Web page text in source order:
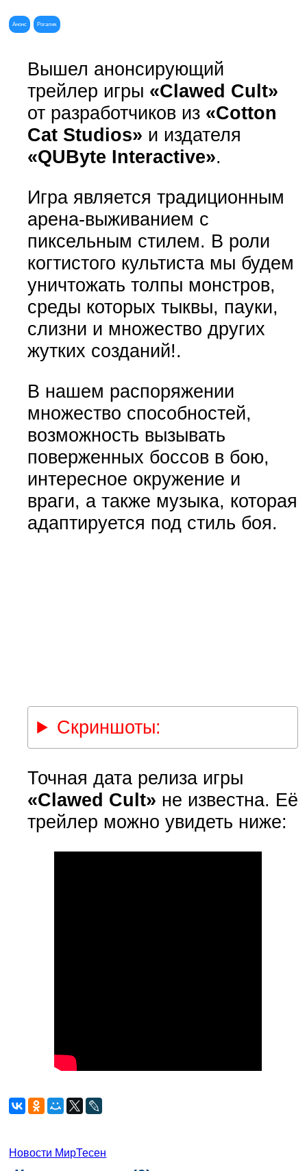
Анонс Рогалик
Вышел анонсирующий
трейлер игры «Clawed Cult»
от разработчиков из «Cotton
Cat Studios» и издателя
«QUByte Interactive».
Игра является традиционным
арена-выживанием с
пиксельным стилем. В роли
когтистого культиста мы будем
уничтожать толпы монстров,
среды которых тыквы, пауки,
слизни и множество других
жутких созданий!.
В нашем распоряжении
множество способностей,
возможность вызывать
поверженных боссов в бою,
интересное окружение и
враги, а также музыка, которая
адаптируется под стиль боя.
Скриншоты:
Точная дата релиза игры
«Clawed Cult» не известна. Её
трейлер можно увидеть ниже:
Новости МирТесен